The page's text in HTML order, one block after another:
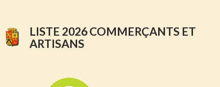
LISTE 2026 COMMERÇANTS ET
ARTISANS